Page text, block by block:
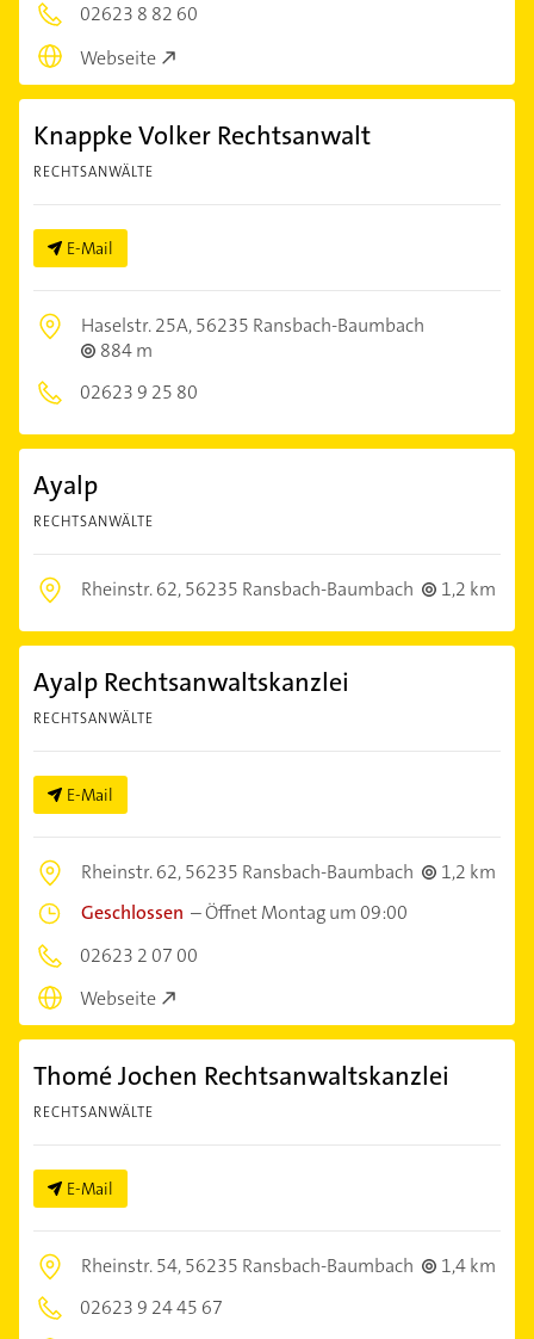
02623 8 82 60
Webseite
Knappke Volker Rechtsanwalt
RECHTSANWÄLTE
E-Mail
Haselstr. 25A,56235 Ransbach-Baumbach
884 m
02623 9 25 80
Ayalp
RECHTSANWÄLTE
Rheinstr. 62,56235 Ransbach-Baumbach 1,2 km
Ayalp Rechtsanwaltskanzlei
RECHTSANWÄLTE
E-Mail
Rheinstr. 62,56235 Ransbach-Baumbach
1,2 km
Geschlossen –Öffnet Montag um 09:00
02623 2 07 00
Webseite
Thomé Jochen Rechtsanwaltskanzlei
RECHTSANWÄLTE
E-Mail
Rheinstr. 54,56235 Ransbach-Baumbach
1,4 km
02623 9 24 45 67